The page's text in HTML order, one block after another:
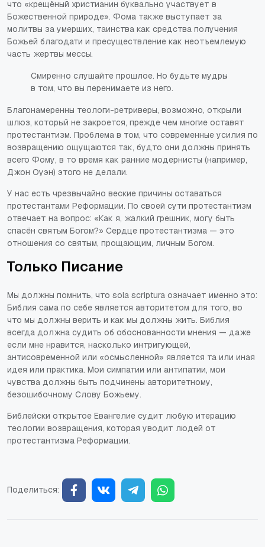
что «крещёный христианин буквально участвует в
Божественной природе». Фома также выступает за
молитвы за умерших, таинства как средства получения
Божьей благодати и пресуществление как неотъемлемую
часть жертвы мессы.
Смиренно слушайте прошлое. Но будьте мудры
в том, что вы перенимаете из него.
Благонамеренны теологи-ретриверы, возможно, открыли
шлюз, который не закроется, прежде чем многие оставят
протестантизм. Проблема в том, что современные усилия по
возвращению ощущаются так, будто они должны принять
всего Фому, в то время как ранние модернисты (например,
Джон Оуэн) этого не делали.
У нас есть чрезвычайно веские причины оставаться
протестантами Реформации. По своей сути протестантизм
отвечает на вопрос: «Как я, жалкий грешник, могу быть
спасён святым Богом?» Сердце протестантизма — это
отношения со святым, прощающим, личным Богом.
Только Писание
Мы должны помнить, что sola scriptura означает именно это:
Библия сама по себе является авторитетом для того, во
что мы должны верить и как мы должны жить. Библия
всегда должна судить об обоснованности мнения — даже
если мне нравится, насколько интригующей,
антисовременной или «осмысленной» является та или иная
идея или практика. Мои симпатии или антипатии, мои
чувства должны быть подчинены авторитетному,
безошибочному Слову Божьему.
Библейски открытое Евангелие судит любую итерацию
теологии возвращения, которая уводит людей от
протестантизма Реформации.
Поделиться: